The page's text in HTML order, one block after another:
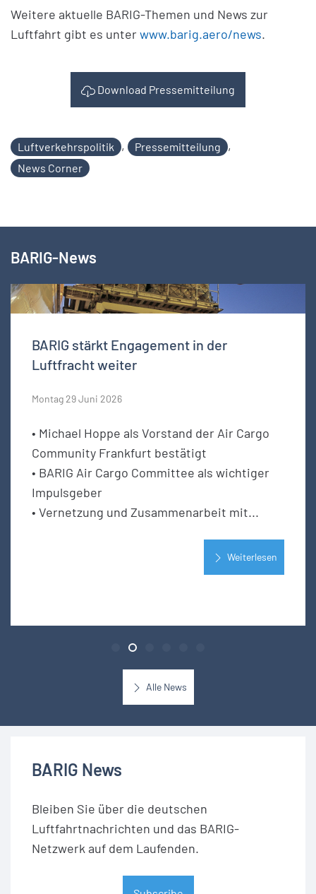
Weitere aktuelle BARIG-Themen und News zur
Luftfahrt gibt es unterwww.barig.aero/news.
Download Pressemitteilung
Luftverkehrspolitik , Pressemitteilung ,
News Corner
BARIG-News
BARIG stärkt Engagement in der
Luftfracht weiter
Montag 29 Juni 2026
• Michael Hoppe als Vorstand der Air Cargo
Community Frankfurt bestätigt
• BARIG Air Cargo Committee als wichtiger
Impulsgeber
• Vernetzung und Zusammenarbeit mit...
Weiterlesen
Alle News
BARIG News
Bleiben Sie über die deutschen
Luftfahrtnachrichten und das BARIG-
Netzwerk auf dem Laufenden.